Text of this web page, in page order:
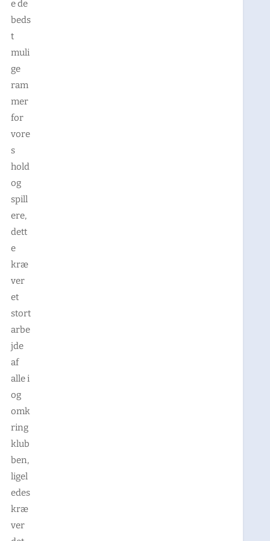
e de
beds
t
muli
ge
ram
mer
for
vore
s
hold
og
spill
ere,
dett
e
kræ
ver
et
stort
arbe
jde
af
alle i
og
omk
ring
klub
ben,
ligel
edes
kræ
ver